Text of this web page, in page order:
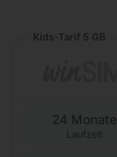
Kids-Tarif 5 GB
24 Monate
Laufzeit